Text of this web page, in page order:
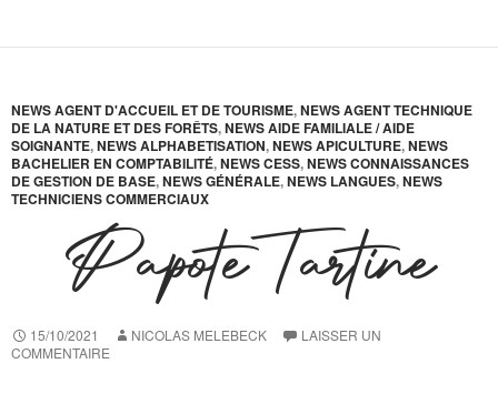
NEWS AGENT D'ACCUEIL ET DE TOURISME,NEWS AGENT TECHNIQUE
DE LA NATURE ET DES FORÊTS,NEWS AIDE FAMILIALE / AIDE
SOIGNANTE,NEWS ALPHABETISATION,NEWS APICULTURE,NEWS
BACHELIER EN COMPTABILITÉ,NEWS CESS,NEWS CONNAISSANCES
DE GESTION DE BASE,NEWS GÉNÉRALE,NEWS LANGUES,NEWS
TECHNICIENS COMMERCIAUX
Papote Tartine
15/10/2021 NICOLAS MELEBECK
LAISSER UN
COMMENTAIRE